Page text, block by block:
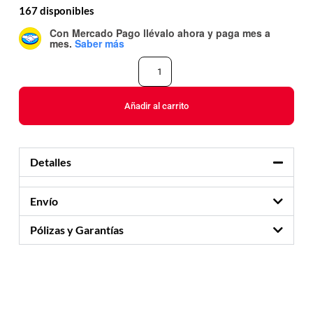
167 disponibles
Con Mercado Pago llévalo ahora y paga mes a
mes. Saber más
Añadir al carrito
Detalles
Envío
Pólizas y Garantías